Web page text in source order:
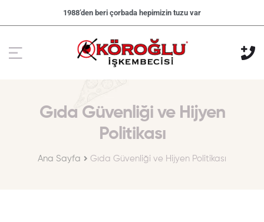
1988’den beri çorbada hepimizin tuzu var
Gıda Güvenliği ve Hijyen
Politikası
Ana Sayfa Gıda Güvenliği ve Hijyen Politikası